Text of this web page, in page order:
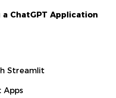
a ChatGPT Application
Streamlit
Apps